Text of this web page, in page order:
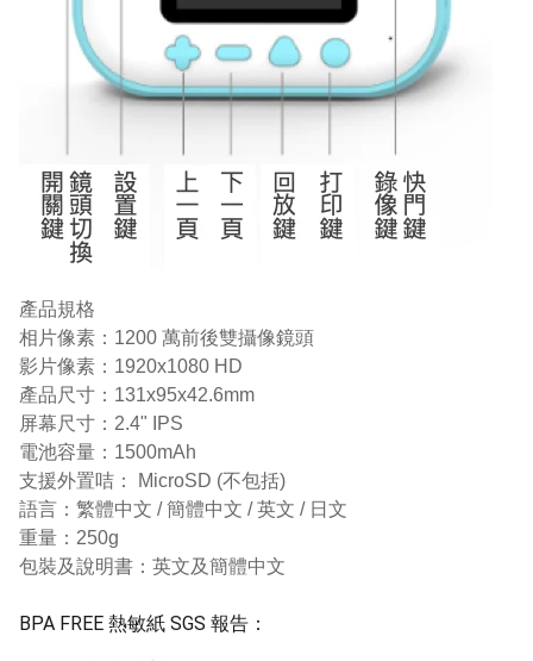
產品規格
相片像素：1200 萬前後雙攝像鏡頭
影片像素：1920x1080 HD
產品尺寸：131x95x42.6mm
屏幕尺寸：2.4" IPS
電池容量：1500mAh
支援外置咭： MicroSD (不包括)
語言：繁體中文 / 簡體中文 / 英文 / 日文
重量：250g
包裝及說明書：英文及簡體中文
BPA FREE 熱敏紙 SGS 報告：